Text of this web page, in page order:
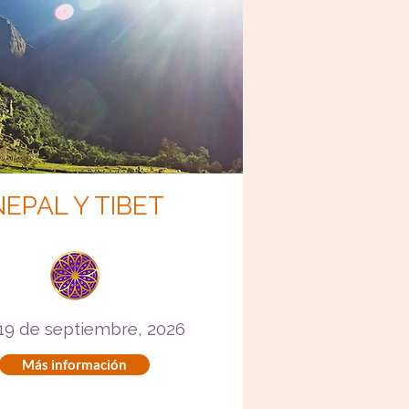
Y TIBET
de septiembre, 2026
Más información